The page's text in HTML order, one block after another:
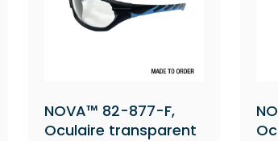
NOVA™ 82-877-F,
Oculaire transparent